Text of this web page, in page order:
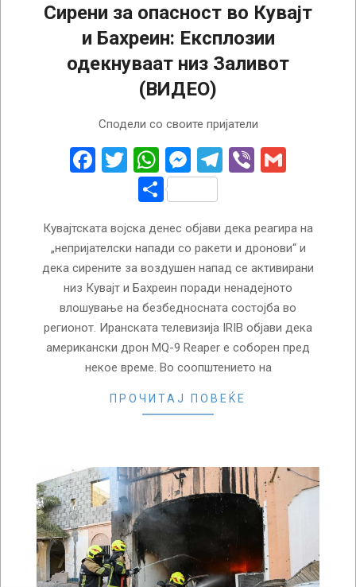
Сирени за опасност во Кувајт
и Бахреин: Експлозии
одекнуваат низ Заливот
(ВИДЕО)
Сподели со своите пријатели
Facebook
Twitter
WhatsApp
Messenger
Telegram
Viber
Share
Кувајтската војска денес објави дека реагира на
„непријателски напади со ракети и дронови“ и
дека сирените за воздушен напад се активирани
низ Кувајт и Бахреин поради ненадејното
влошување на безбедносната состојба во
регионот. Иранската телевизија IRIB објави дека
американски дрон MQ-9 Reaper е соборен пред
некое време. Во соопштението на
ПРОЧИТАЈ ПОВЕЌЕ